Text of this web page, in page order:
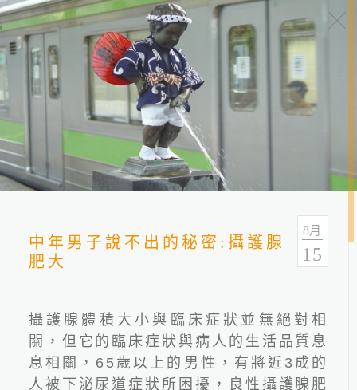
健康報報
分類 全部 健康情報 友善連結
中年男子說不出的秘密:攝護腺
肥大
8月
15
攝護腺體積大小與臨床症狀並無絕對相
關，但它的臨床症狀與病人的生活品質息
息相關， 65 歲以上的男性，有將近 3 成的
人被下泌尿道症狀所困擾，良性攝護腺肥